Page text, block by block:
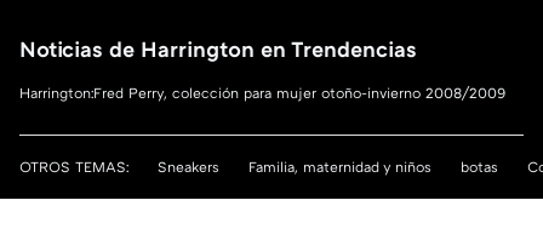
Noticias de Harrington en Trendencias
Harrington:Fred Perry, colección para mujer otoño-invierno 2008/2009
OTROS TEMAS: Sneakers Familia, maternidad y niños botas